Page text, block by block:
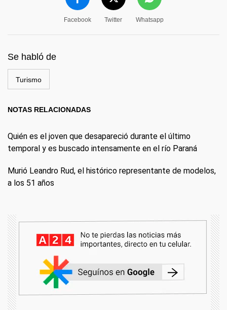
Facebook Twitter Whatsapp
Se habló de
Turismo
NOTAS RELACIONADAS
Quién es el joven que desapareció durante el último
temporal y es buscado intensamente en el río Paraná
Murió Leandro Rud, el histórico representante de modelos,
a los 51 años